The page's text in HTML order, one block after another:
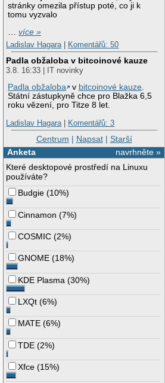
stránky omezila přístup poté, co ji k
tomu vyzvalo
…více »
Ladislav Hagara| Komentářů: 50
Padla obžaloba v bitcoinové kauze
3.8. 16:33 | IT novinky
Padla obžaloba
v bitcoinové kauze.
Státní zástupkyně chce pro Blažka 6,5
roku vězení, pro Titze 8 let.
Ladislav Hagara| Komentářů: 3
Centrum | Napsat| Starší
navrhněte »
Anketa
Které desktopové prostředí na Linuxu
používáte?
Budgie (10%)
Cinnamon (7%)
COSMIC (2%)
GNOME (18%)
KDE Plasma (30%)
LXQt (6%)
MATE (6%)
TDE (2%)
Xfce (15%)